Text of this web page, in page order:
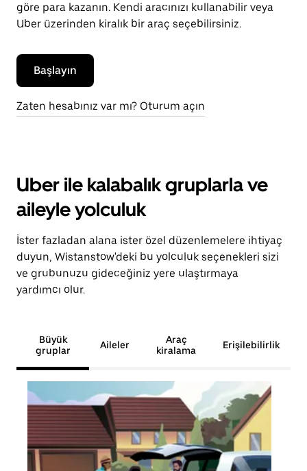
göre para kazanın. Kendi aracınızı kullanabilir veya
Uber üzerinden kiralık bir araç seçebilirsiniz.
Başlayın
Zaten hesabınız var mı? Oturum açın
Uber ile kalabalık gruplarla ve
aileyle yolculuk
İster fazladan alana ister özel düzenlemelere ihtiyaç
duyun, Wistanstow'deki bu yolculuk seçenekleri sizi
ve grubunuzu gideceğiniz yere ulaştırmaya
yardımcı olur.
Büyük
gruplar
Aileler
Araç
kiralama
Erişilebilirlik